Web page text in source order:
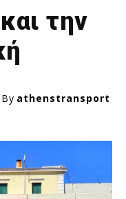
την
By athenstransport